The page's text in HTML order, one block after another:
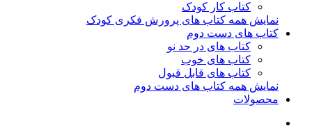
کتاب کار کودک
نمایش همه کتاب های پرورش فکری کودک
کتاب های دست دوم
کتاب های در حد نو
کتاب های خوب
کتاب های قابل قبول
نمایش همه کتاب های دست دوم
محصولات